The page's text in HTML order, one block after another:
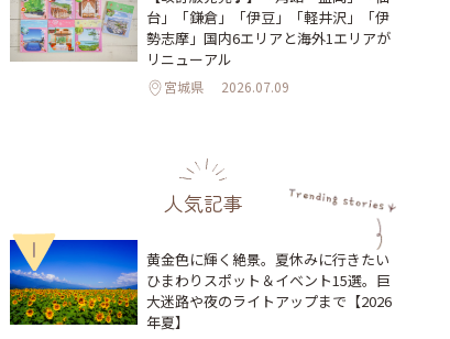
台」「鎌倉」「伊豆」「軽井沢」「伊
勢志摩」国内6エリアと海外1エリアが
リニューアル
宮城県 2026.07.09
人気記事
1
黄金色に輝く絶景。夏休みに行きたい
ひまわりスポット＆イベント15選。巨
大迷路や夜のライトアップまで【2026
年夏】